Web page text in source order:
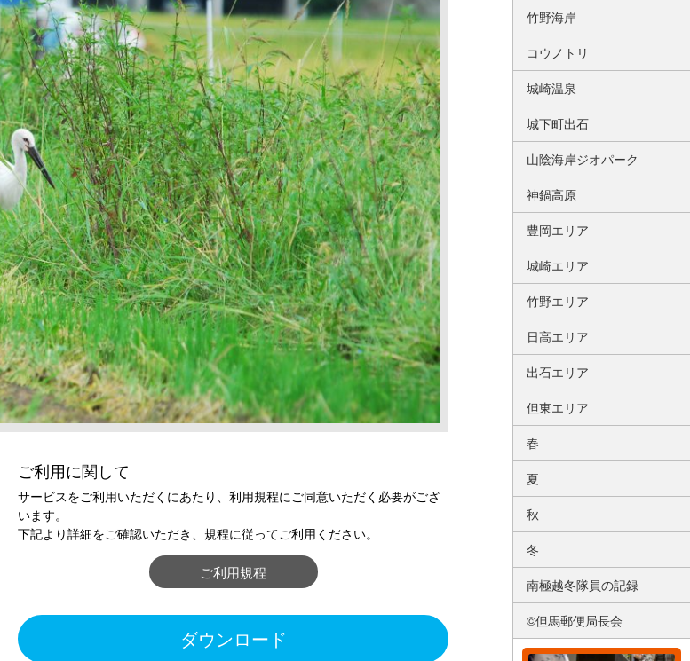
ご利用に関して
サービスをご利用いただくにあたり、利用規程にご同意いただく必要がござ
います。
下記より詳細をご確認いただき、規程に従ってご利用ください。
ご利用規程
ダウンロード
竹野海岸
コウノトリ
城崎温泉
城下町出石
山陰海岸ジオパーク
神鍋高原
豊岡エリア
城崎エリア
竹野エリア
日高エリア
出石エリア
但東エリア
春
夏
秋
冬
南極越冬隊員の記録
©但馬郵便局長会